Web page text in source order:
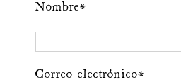
Nombre*
Correo electrónico*